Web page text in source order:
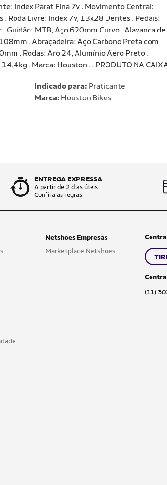
Index Parat Fina 7v . Movimento Central:
Roda Livre: Index 7v, 13x28 Dentes . Pedais:
Guidão: MTB, Aço 620mm Curvo . Alavanca de
. Abraçadeira: Aço Carbono Preta com
. Rodas: Aro 24, Alumínio Aero Preto .
. Marca: Houston . . PRODUTO NA
Indicado para: Praticante
Marca: Houston Bikes
ENTREGA EXPRESSA
A partir de 2 dias úteis
Confira as regras
Netshoes Empresas
Marketplace Netshoes
(11)